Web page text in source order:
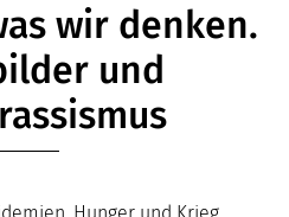
wir denken.
und